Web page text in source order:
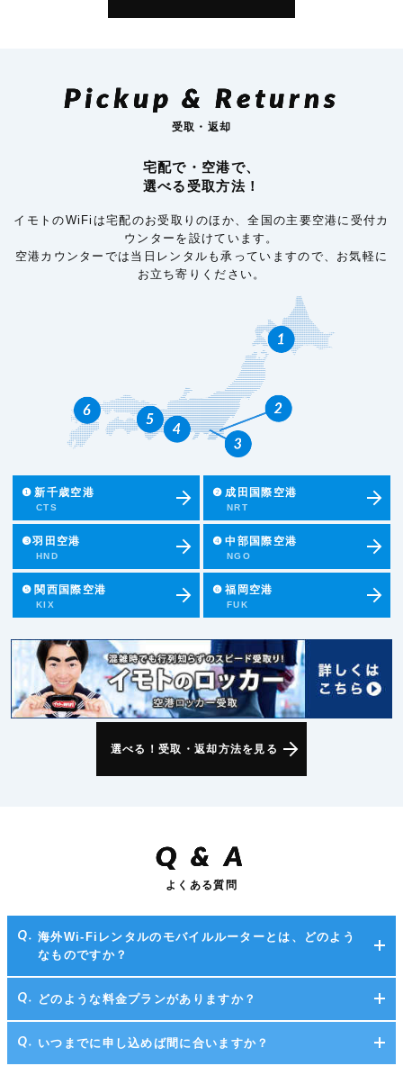
Pickup & Returns
受取・返却
宅配で・空港で、
選べる受取方法！
イモトのWiFiは宅配のお受取りのほか、全国の主要空港に受付カ
ウンターを設けています。
空港カウンターでは当日レンタルも承っていますので、お気軽に
お立ち寄りください。
❶ 新千歳空港
CTS
❷ 成田国際空港
NRT
❸羽田空港
HND
❹ 中部国際空港
NGO
❺ 関西国際空港
KIX
❻ 福岡空港
FUK
選べる！受取・返却方法を見る
Q &A
よくある質問
海外Wi-Fiレンタルのモバイルルーターとは、どのよう
なものですか？
どのような料金プランがありますか？
いつまでに申し込めば間に合いますか？